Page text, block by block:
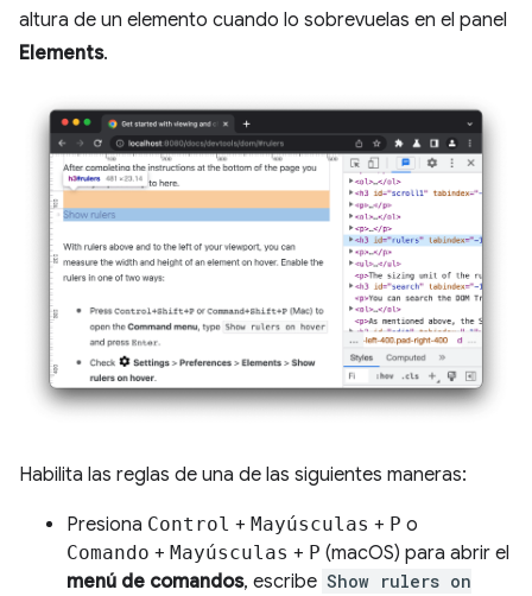
altura de un elemento cuando lo sobrevuelas en el panel
Elements.
Habilita las reglas de una de las siguientes maneras:
Presiona Control + Mayúsculas + P o
Comando + Mayúsculas + P (macOS) para abrir el
menú de comandos, escribe Show rulers on